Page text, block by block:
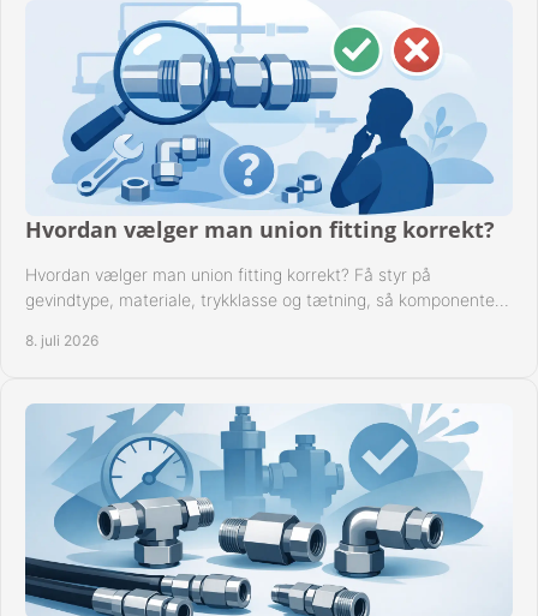
Hvordan vælger man union fitting korrekt?
Hvordan vælger man union fitting korrekt? Få styr på
gevindtype, materiale, trykklasse og tætning, så komponenten
8. juli 2026